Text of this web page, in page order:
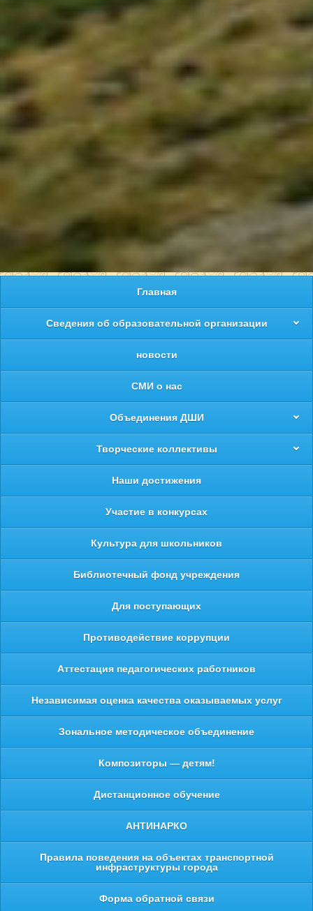
Главная
Сведения об образовательной организации
новости
СМИ о нас
Объединения ДШИ
Творческие коллективы
Наши достижения
Участие в конкурсах
Культура для школьников
Библиотечный фонд учреждения
Для поступающих
Противодействие коррупции
Аттестация педагогических работников
Независимая оценка качества оказываемых услуг
Зональное методическое объединение
Композиторы — детям!
Дистанционное обучение
АНТИНАРКО
Правила поведения на объектах транспортной
инфраструктуры города
Форма обратной связи